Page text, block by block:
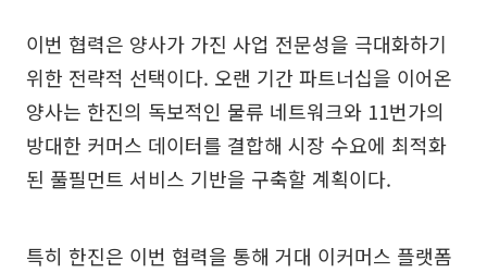
이번 협력은 양사가 가진 사업 전문성을 극대화하기
위한 전략적 선택이다. 오랜 기간 파트너십을 이어온
양사는 한진의 독보적인 물류 네트워크와 11번가의
방대한 커머스 데이터를 결합해 시장 수요에 최적화
된 풀필먼트 서비스 기반을 구축할 계획이다.
특히 한진은 이번 협력을 통해 거대 이커머스 플랫폼